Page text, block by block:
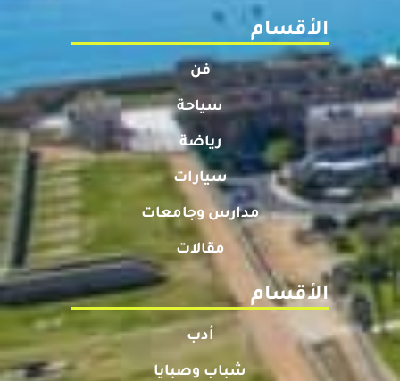
الأقسام
فن
سياحة
رياضة
سيارات
مدارس وجامعات
مقالات
الأقسام
أدب
شباب وصبايا